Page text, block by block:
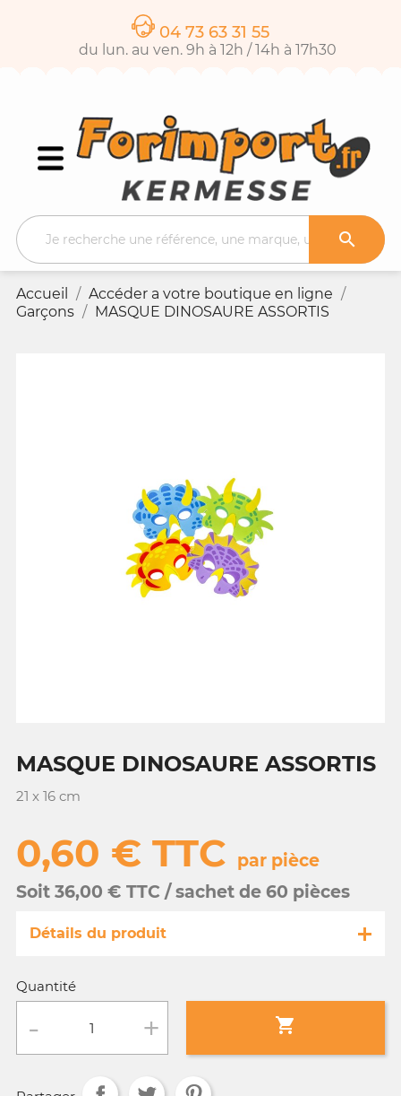
04 73 63 31 55
du lun. au ven. 9h à 12h / 14h à 17h30

Accueil
Accéder a votre boutique en ligne
Garçons
MASQUE DINOSAURE ASSORTIS
MASQUE DINOSAURE ASSORTIS
21 x 16 cm
0,60 € TTC par pièce
Soit 36,00 € TTC / sachet de 60 pièces
Détails du produit
Référence
Conditionnement :
Quantité
